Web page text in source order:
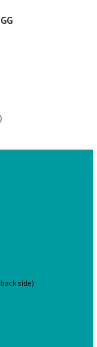
side)